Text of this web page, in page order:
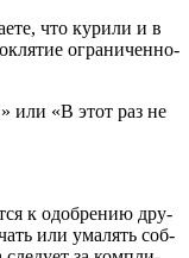
что ку­ри­ли и в
огра­ни­чен­но­
или «В этот раз не
к одоб­ре­нию дру­
или ума­лять соб­